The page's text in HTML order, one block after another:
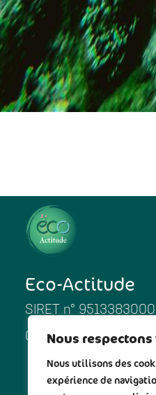
Nous
Nous utilisons des
expérience de
Eco-Actitude
SIRET n°
06 11 99 71 81